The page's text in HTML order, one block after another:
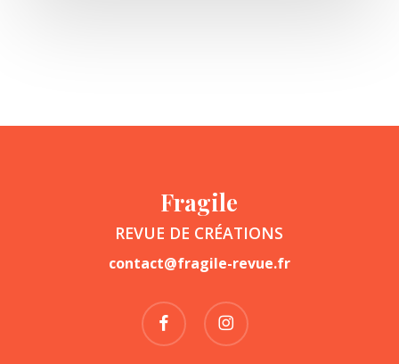
Fragile
REVUE DE CRÉATIONS
contact@fragile-revue.fr
facebook instagram